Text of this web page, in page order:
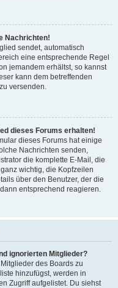
Nachrichten!
sendet, automatisch
eine entsprechende Regel
jemandem erhältst, so kannst
kann dem betreffenden
versenden.
dieses Forums erhalten!
dieses Forums hat einige
Nachrichten senden,
die komplette E-Mail, die
wichtig, die Kopfzeilen
über den Benutzer, der die
entsprechend reagieren.
ignorierten Mitglieder?
des Boards zu
hinzufügst, werden in
Zugriff aufgelistet. Du siehst